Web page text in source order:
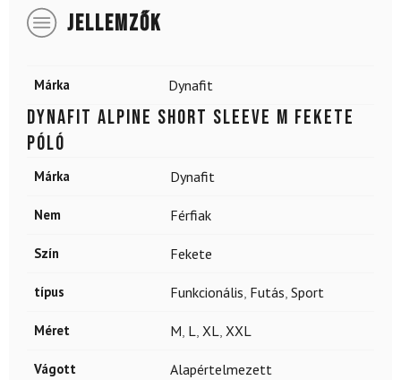
JELLEMZŐK
Márka Dynafit
DYNAFIT Alpine Short Sleeve M fekete
póló
Márka Dynafit
Nem Férfiak
Szín Fekete
típus Funkcionális, Futás, Sport
Méret M, L, XL, XXL
Vágott Alapértelmezett